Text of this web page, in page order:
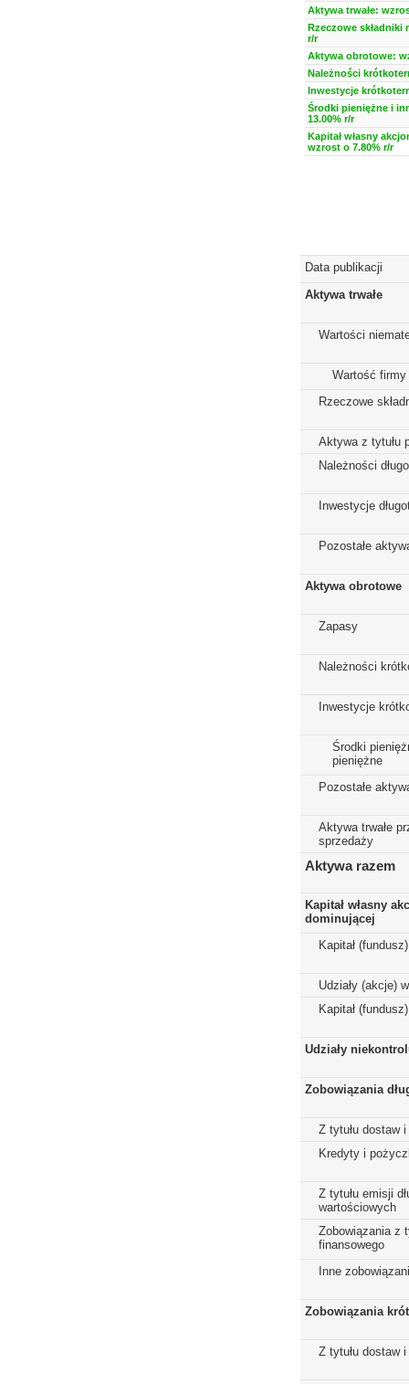
Aktywa trwałe:
Rzeczowe składniki
r/r
Aktywa obrotowe:
Należności
Inwestycje
Środki pieniężne i
13.00% r/r
Kapitał własny
wzrost o 7.80% r/r
Data publikacji
Aktywa trwałe
Wartości
Wartość firmy
Rzeczowe
Aktywa z tytułu
Należności
Inwestycje
Pozostałe
Aktywa obrotowe
Zapasy
Należności
Inwestycje
Środki
pieniężne
Pozostałe
Aktywa trwałe
sprzedaży
Aktywa razem
Kapitał własny
dominującej
Kapitał
Udziały (akcje)
Kapitał
Udziały
Zobowiązania
Z tytułu dostaw i
Kredyty i
Z tytułu emisji
wartościowych
Zobowiązania z
finansowego
Inne
Zobowiązania
Z tytułu dostaw i